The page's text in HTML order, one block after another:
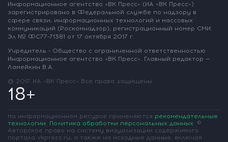
Информационное агентство «ВК Пресс» (ИА «ВК Пресс»)
зарегистрировано в Федеральной службе по надзору в
сфере связи, информационных технологий и массовых
коммуникаций (Роскомнадзор), регистрационный номер СМИ:
Эл № ФС77-71381 от 17 октября 2017 г.
Учредитель - Общество с ограниченной ответственностью
Информационное агентство «ВК Пресс». Главный редактор —
Ламейкин В.А.
@ 2017 ИА «ВК Пресс» Все права защищены
18+
На информационном ресурсе применяются рекомендательные
технологии. Политика обработки персональных данных. ©
Авторское право на систему визуализации содержимого
портала vkpress.ru, а также на исходные данные, включая